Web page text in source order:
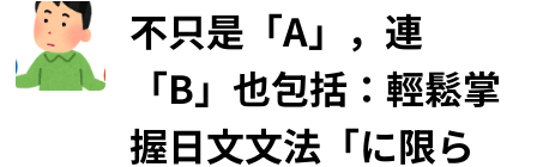
不只是「A」，連
「B」也包括：輕鬆掌
握日文文法「に限ら